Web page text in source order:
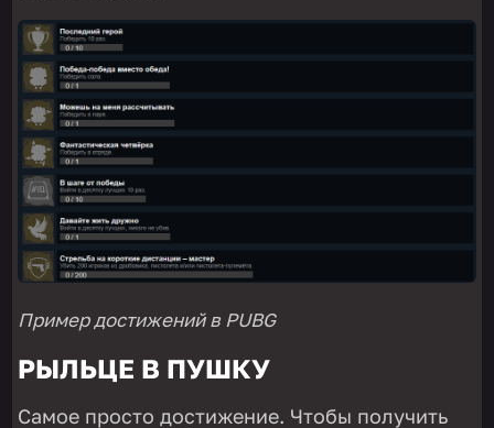
Пример достижений в PUBG
РЫЛЬЦЕ В ПУШКУ
Самое просто достижение. Чтобы получить